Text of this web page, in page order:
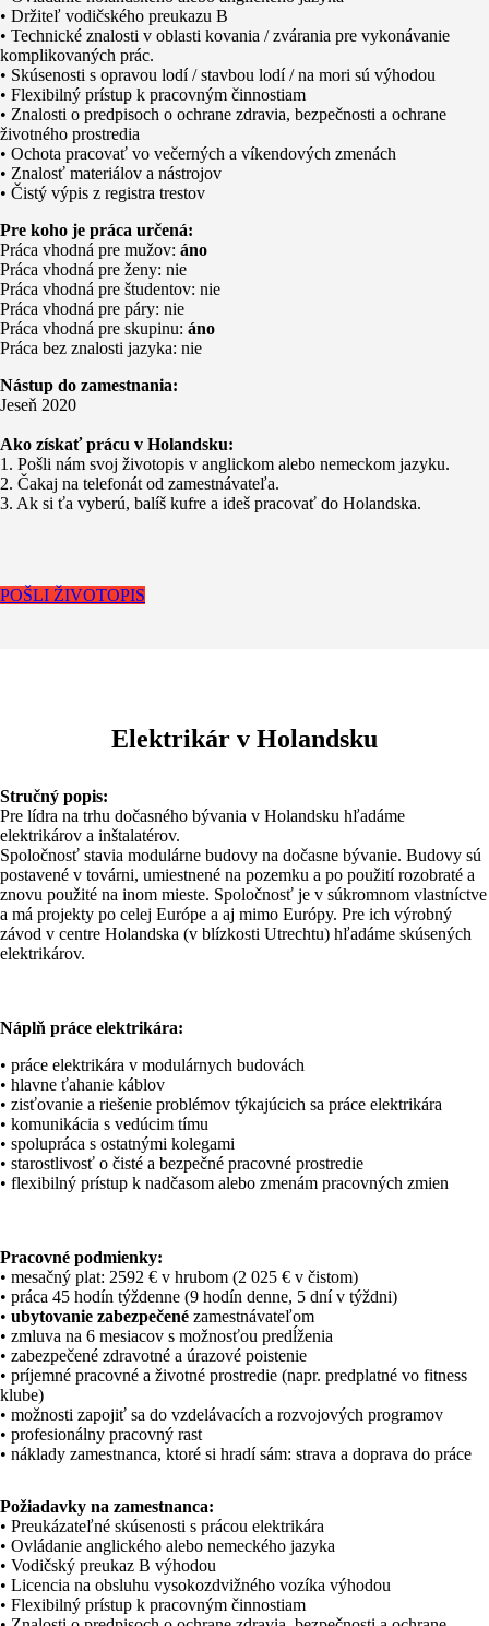
• Držiteľ vodičského preukazu B
• Technické znalosti v oblasti kovania / zvárania pre vykonávanie
komplikovaných prác.
• Skúsenosti s opravou lodí / stavbou lodí / na mori sú výhodou
• Flexibilný prístup k pracovným činnostiam
• Znalosti o predpisoch o ochrane zdravia, bezpečnosti a ochrane
životného prostredia
• Ochota pracovať vo večerných a víkendových zmenách
• Znalosť materiálov a nástrojov
• Čistý výpis z registra trestov
Pre koho je práca určená:
Práca vhodná pre mužov: áno
Práca vhodná pre ženy: nie
Práca vhodná pre študentov: nie
Práca vhodná pre páry: nie
Práca vhodná pre skupinu: áno
Práca bez znalosti jazyka: nie
Nástup do zamestnania:
Jeseň 2020
Ako získať prácu v Holandsku:
1. Pošli nám svoj životopis v anglickom alebo nemeckom jazyku.
2. Čakaj na telefonát od zamestnávateľa.
3. Ak si ťa vyberú, balíš kufre a ideš pracovať do Holandska.
POŠLI ŽIVOTOPIS
Elektrikár v Holandsku
Stručný popis:
Pre lídra na trhu dočasného bývania v Holandsku hľadáme
elektrikárov a inštalatérov.
Spoločnosť stavia modulárne budovy na dočasne bývanie. Budovy sú
postavené v továrni, umiestnené na pozemku a po použití rozobraté a
znovu použité na inom mieste. Spoločnosť je v súkromnom vlastníctve
a má projekty po celej Európe a aj mimo Európy. Pre ich výrobný
závod v centre Holandska (v blízkosti Utrechtu) hľadáme skúsených
elektrikárov.
Náplň práce elektrikára:
• práce elektrikára v modulárnych budovách
• hlavne ťahanie káblov
• zisťovanie a riešenie problémov týkajúcich sa práce elektrikára
• komunikácia s vedúcim tímu
• spolupráca s ostatnými kolegami
• starostlivosť o čisté a bezpečné pracovné prostredie
• flexibilný prístup k nadčasom alebo zmenám pracovných zmien
Pracovné podmienky:
• mesačný plat: 2592 € v hrubom (2 025 € v čistom)
• práca 45 hodín týždenne (9 hodín denne, 5 dní v týždni)
• ubytovanie zabezpečené zamestnávateľom
• zmluva na 6 mesiacov s možnosťou predĺženia
• zabezpečené zdravotné a úrazové poistenie
• príjemné pracovné a životné prostredie (napr. predplatné vo fitness
klube)
• možnosti zapojiť sa do vzdelávacích a rozvojových programov
• profesionálny pracovný rast
• náklady zamestnanca, ktoré si hradí sám: strava a doprava do práce
Požiadavky na zamestnanca:
• Preukázateľné skúsenosti s prácou elektrikára
• Ovládanie anglického alebo nemeckého jazyka
• Vodičský preukaz B výhodou
• Licencia na obsluhu vysokozdvižného vozíka výhodou
• Flexibilný prístup k pracovným činnostiam